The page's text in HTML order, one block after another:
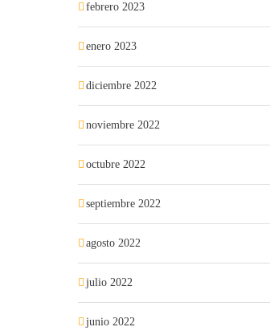
febrero 2023
enero 2023
diciembre 2022
noviembre 2022
octubre 2022
septiembre 2022
agosto 2022
julio 2022
junio 2022